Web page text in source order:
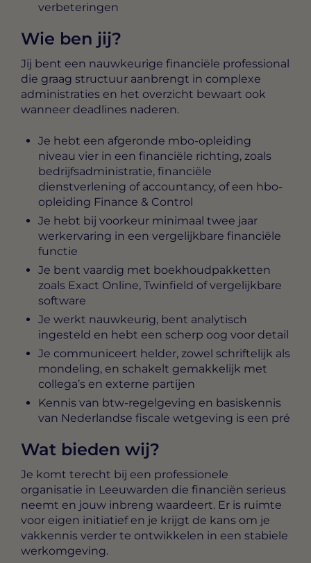
verbeteringen
Wie ben jij?
Jij bent een nauwkeurige financiële professional
die graag structuur aanbrengt in complexe
administraties en het overzicht bewaart ook
wanneer deadlines naderen.
Je hebt een afgeronde mbo-opleiding
niveau vier in een financiële richting, zoals
bedrijfsadministratie, financiële
dienstverlening of accountancy, of een hbo-
opleiding Finance & Control
Je hebt bij voorkeur minimaal twee jaar
werkervaring in een vergelijkbare financiële
functie
Je bent vaardig met boekhoudpakketten
zoals Exact Online, Twinfield of vergelijkbare
software
Je werkt nauwkeurig, bent analytisch
ingesteld en hebt een scherp oog voor detail
Je communiceert helder, zowel schriftelijk als
mondeling, en schakelt gemakkelijk met
collega’s en externe partijen
Kennis van btw-regelgeving en basiskennis
van Nederlandse fiscale wetgeving is een pré
Wat bieden wij?
Je komt terecht bij een professionele
organisatie in Leeuwarden die financiën serieus
neemt en jouw inbreng waardeert. Er is ruimte
voor eigen initiatief en je krijgt de kans om je
vakkennis verder te ontwikkelen in een stabiele
werkomgeving.